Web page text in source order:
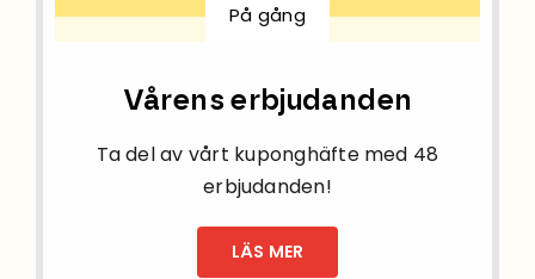
På gång
Vårens erbjudanden
Ta del av vårt kuponghäfte med 48
erbjudanden!
LÄS MER